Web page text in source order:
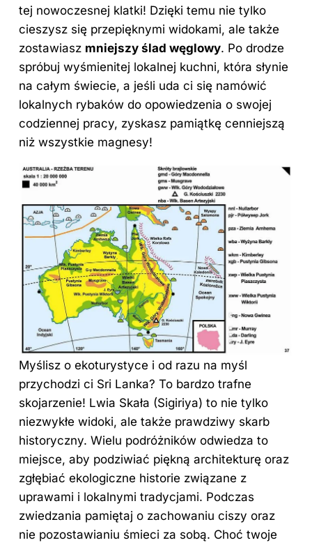
tej nowoczesnej klatki! Dzięki temu nie tylko
cieszysz się przepięknymi widokami, ale także
zostawiasz mniejszy ślad węglowy. Po drodze
spróbuj wyśmienitej lokalnej kuchni, która słynie
na całym świecie, a jeśli uda ci się namówić
lokalnych rybaków do opowiedzenia o swojej
codziennej pracy, zyskasz pamiątkę cenniejszą
niż wszystkie magnesy!
Myślisz o ekoturystyce i od razu na myśl
przychodzi ci Sri Lanka? To bardzo trafne
skojarzenie! Lwia Skała (Sigiriya) to nie tylko
niezwykłe widoki, ale także prawdziwy skarb
historyczny. Wielu podróżników odwiedza to
miejsce, aby podziwiać piękną architekturę oraz
zgłębiać ekologiczne historie związane z
uprawami i lokalnymi tradycjami. Podczas
zwiedzania pamiętaj o zachowaniu ciszy oraz
nie pozostawianiu śmieci za sobą. Choć twoje